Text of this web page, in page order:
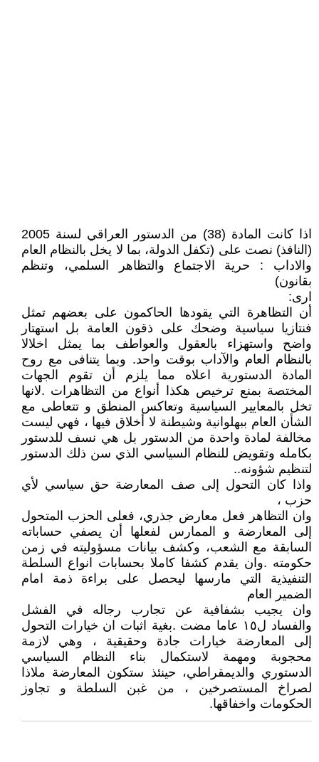
اذا كانت المادة (38) من الدستور العراقي لسنة 2005
(النافذ) نصت على (تكفل الدولة، بما لا يخل بالنظام العام
والاداب : حرية الاجتماع والتظاهر السلمي، وتنظم
بقانون)
ارى:
أن التظاهرة التي يقودها الحاكمون على بعضهم تمثل
فنتازيا سياسية وضحك على ذقون العامة بل استهتار
واضح واستهزاء بالعقول والعواطف بما يمثل اخلالا
بالنظام العام والآداب بوقت واحد. وبما يتنافى مع روح
المادة الدستورية اعلاه مما يلزم أن تقوم الجهات
المختصة بمنع ترخيص هكذا أنواع من التظاهرات .لانها
تخل بالمعايير السياسية وتعاكس المنطق و تتعاطى مع
الشأن العام ببهلوانية وشيطنة لا أخلاق فيها ، فهي ليست
مخالفة لمادة واحدة من الدستور بل هي نسف للدستور
بكامله وتقويض للنظام السياسي الذي سن ذلك الدستور
لتنظيم شؤونه..
واذا كان التحول إلى صف المعارضة حق سياسي لأي
حزب ،
وان التظاهر فعل معارض جذري، فعلى الحزب المتحول
إلى المعارضة و الممارس لفعلها أن يصفي حساباته
السابقة مع الشعب، وكشف بيانات مسؤوليته في زمن
حكومته .وان يقدم كشفا كاملا بحسابات انواع السلطة
التنفيذية التي مارسها ليحصل على براءة ذمة امام
الضمير العام
وان يجيب بشفافية عن تجارب رجاله في الفشل
والفساد ل١٥ عاما مضت .بغية اثبات ان خيارات التحول
إلى المعارضة خيارات جادة وحقيقية ، وهي لازمة
محجوبة ومهمة لاستكمال بناء النظام السياسي
الدستوري والديمقراطي، حينئذ ستكون المعارضة ملاذا
لصراخ المستصرخين ، من غبن السلطة و تجاوز
الحكومات واخفاقها.